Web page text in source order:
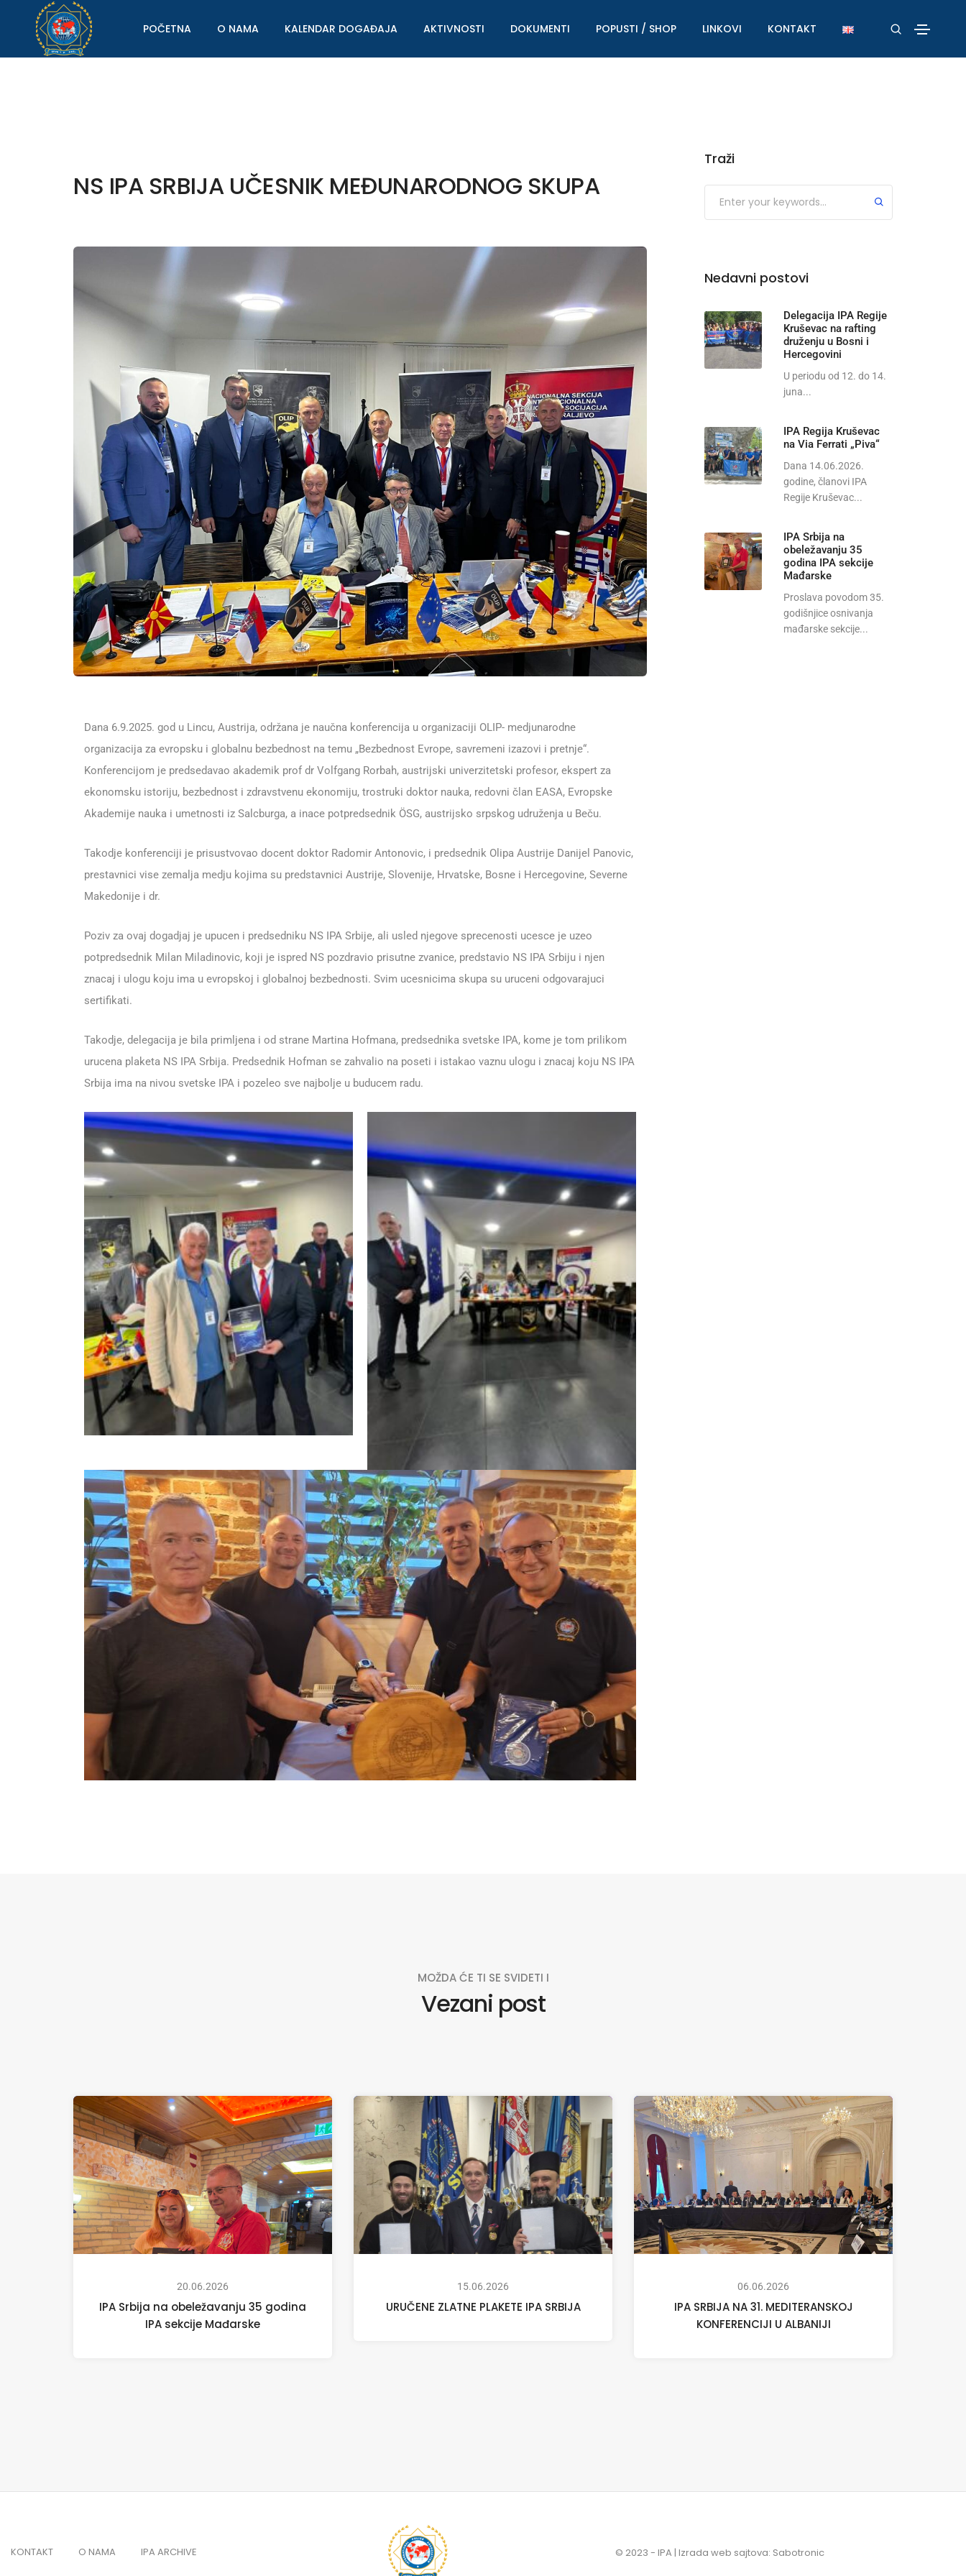
POČETNA O NAMA KALENDAR DOGAĐAJA AKTIVNOSTI DOKUMENTI POPUSTI / SHOP LINKOVI KONTAKT
NS IPA SRBIJA UČESNIK MEĐUNARODNOG SKUPA
Dana 6.9.2025. god u Lincu, Austrija, održana je naučna konferencija u organizaciji OLIP- medjunarodne
organizacija za evropsku i globalnu bezbednost na temu „Bezbednost Evrope, savremeni izazovi i pretnje“.
Konferencijom je predsedavao akademik prof dr Volfgang Rorbah, austrijski univerzitetski profesor, ekspert za
ekonomsku istoriju, bezbednost i zdravstvenu ekonomiju, trostruki doktor nauka, redovni član EASA, Evropske
Akademije nauka i umetnosti iz Salcburga, a inace potpredsednik ÖSG, austrijsko srpskog udruženja u Beču.
Takodje konferenciji je prisustvovao docent doktor Radomir Antonovic, i predsednik Olipa Austrije Danijel Panovic,
prestavnici vise zemalja medju kojima su predstavnici Austrije, Slovenije, Hrvatske, Bosne i Hercegovine, Severne
Makedonije i dr.
Poziv za ovaj dogadjaj je upucen i predsedniku NS IPA Srbije, ali usled njegove sprecenosti ucesce je uzeo
potpredsednik Milan Miladinovic, koji je ispred NS pozdravio prisutne zvanice, predstavio NS IPA Srbiju i njen
znacaj i ulogu koju ima u evropskoj i globalnoj bezbednosti. Svim ucesnicima skupa su uruceni odgovarajuci
sertifikati.
Takodje, delegacija je bila primljena i od strane Martina Hofmana, predsednika svetske IPA, kome je tom prilikom
urucena plaketa NS IPA Srbija. Predsednik Hofman se zahvalio na poseti i istakao vaznu ulogu i znacaj koju NS IPA
Srbija ima na nivou svetske IPA i pozeleo sve najbolje u buducem radu.
Traži
Nedavni postovi
Delegacija IPA Regije
Kruševac na rafting
druženju u Bosni i
Hercegovini
U periodu od 12. do 14.
juna...
IPA Regija Kruševac
na Via Ferrati „Piva“
Dana 14.06.2026.
godine, članovi IPA
Regije Kruševac...
IPA Srbija na
obeležavanju 35
godina IPA sekcije
Mađarske
Proslava povodom 35.
godišnjice osnivanja
mađarske sekcije...
MOŽDA ĆE TI SE SVIDETI I
Vezani post
20.06.2026
IPA Srbija na obeležavanju 35 godina
IPA sekcije Mađarske
15.06.2026
URUČENE ZLATNE PLAKETE IPA SRBIJA
06.06.2026
IPA SRBIJA NA 31. MEDITERANSKOJ
KONFERENCIJI U ALBANIJI
KONTAKT O NAMA IPA ARCHIVE © 2023 - IPA |Izrada web sajtova: Sabotronic